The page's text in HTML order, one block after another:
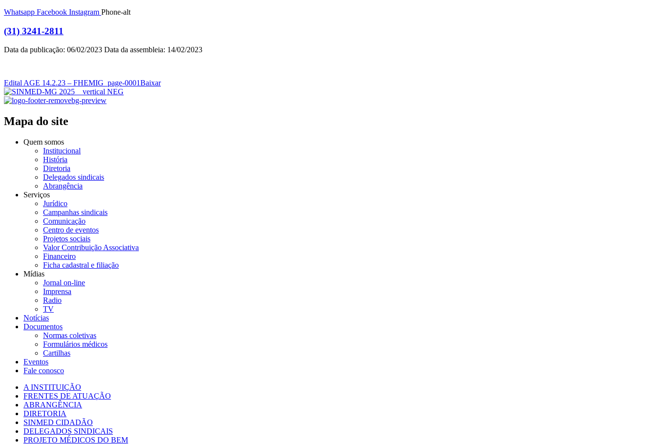
Whatsapp Facebook Instagram Phone-alt
(31) 3241-2811
Data da publicação: 06/02/2023 Data da assembleia: 14/02/2023
Edital AGE 14.2.23 – FHEMIG_page-0001Baixar
Mapa do site
Quem somos
Institucional
História
Diretoria
Delegados sindicais
Abrangência
Serviços
Jurídico
Campanhas sindicais
Comunicação
Centro de eventos
Projetos sociais
Valor Contribuição Associativa
Financeiro
Ficha cadastral e filiação
Mídias
Jornal on-line
Imprensa
Radio
TV
Notícias
Documentos
Normas coletivas
Formulários médicos
Cartilhas
Eventos
Fale conosco
A INSTITUIÇÃO
FRENTES DE ATUAÇÃO
ABRANGÊNCIA
DIRETORIA
SINMED CIDADÃO
DELEGADOS SINDICAIS
PROJETO MÉDICOS DO BEM